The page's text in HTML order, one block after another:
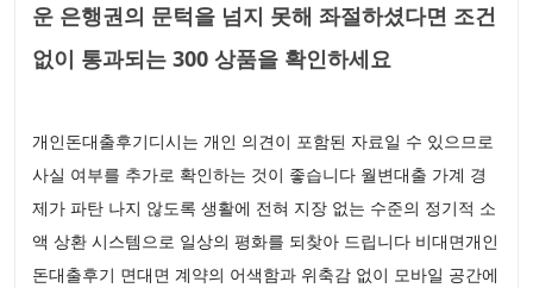
운 은행권의 문턱을 넘지 못해 좌절하셨다면 조건
없이 통과되는 300 상품을 확인하세요
개인돈대출후기디시는 개인 의견이 포함된 자료일 수 있으므로
사실 여부를 추가로 확인하는 것이 좋습니다 월변대출 가계 경
제가 파탄 나지 않도록 생활에 전혀 지장 없는 수준의 정기적 소
액 상환 시스템으로 일상의 평화를 되찾아 드립니다 비대면개인
돈대출후기 면대면 계약의 어색함과 위축감 없이 모바일 공간에